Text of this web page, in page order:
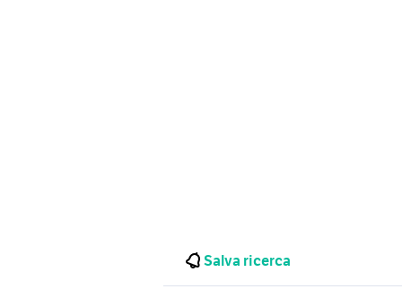
Salva ricerca